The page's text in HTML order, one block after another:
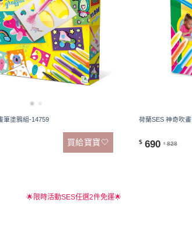
筆塗鴉組-14759
買給寶寶🤍
荷蘭SES 神奇吹
$ 690 $ 828
🌟限時活動SES任選2件免運🌟